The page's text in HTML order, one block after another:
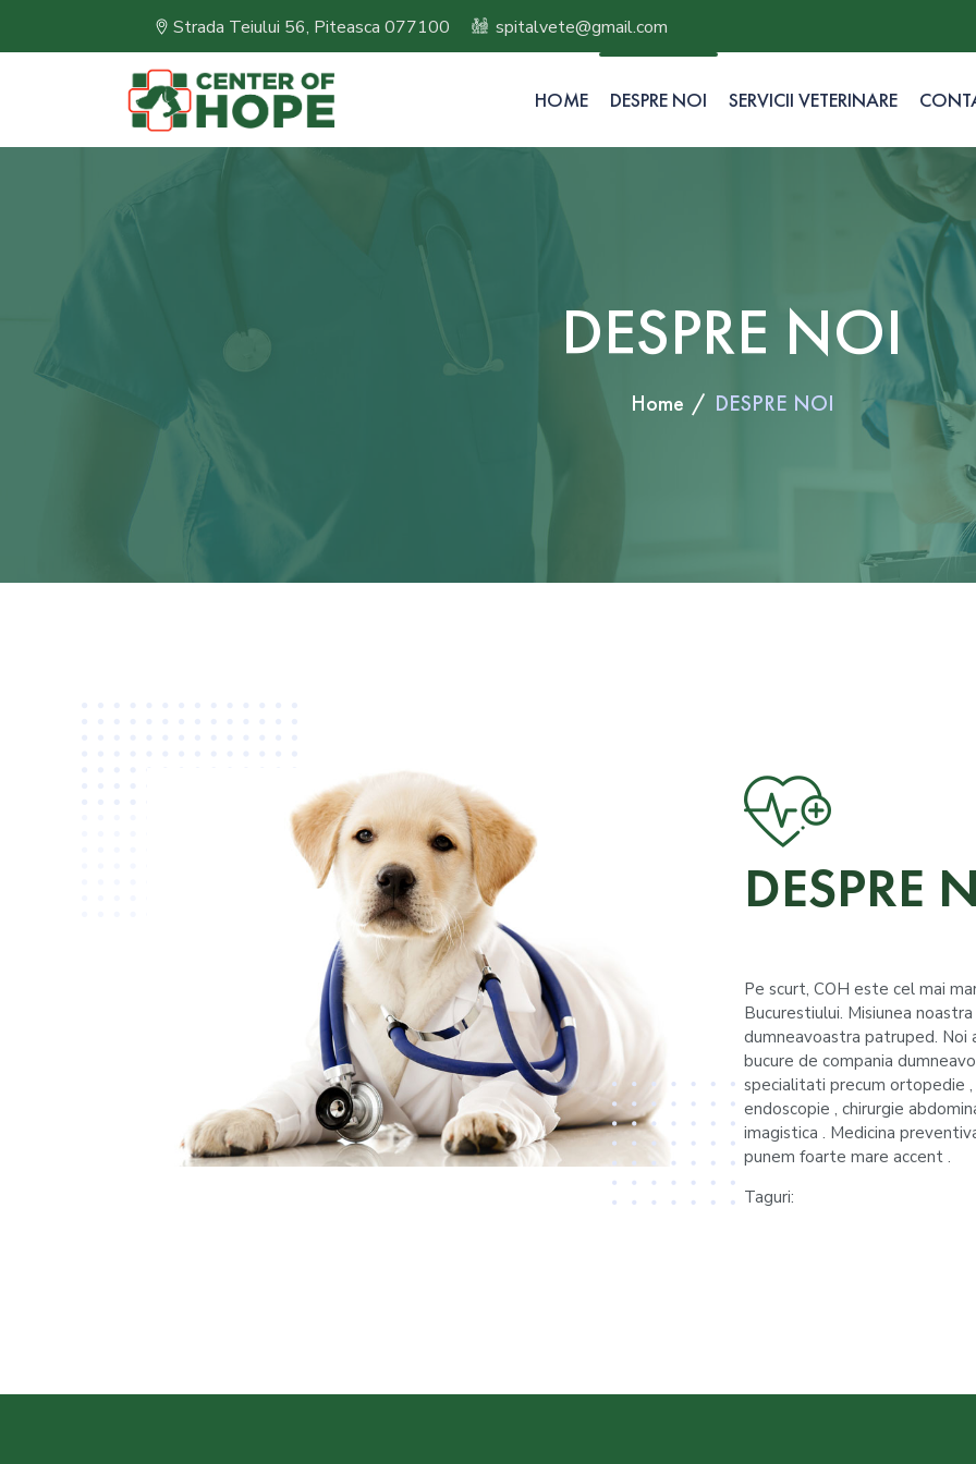
Strada Teiului 56, Piteasca 077100 spitalvete@gmail.com
HOME DESPRE NOI SERVICII VETERINARE
DESPRE NOI
Home DESPRE NOI
DESPRE
Pe scurt, COH este cel mai
Bucurestiului. Misiunea
dumneavoastra patruped. Noi
bucure de compania
specialitati precum ortopedie
endoscopie , chirurgie
imagistica . Medicina
punem foarte mare accent .
Taguri: